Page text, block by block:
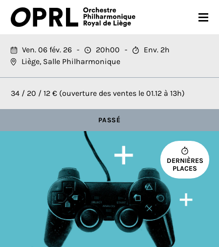
CONCERTS
SAISON 26-27
JEUNES PUBLICS
OPRL
EN PRATIQUE
NOUS SOUTENIR
FR EN
Ven. 06 fév. 26 20h00
Env. 2h
Liège, Salle Philharmonique
34 / 20 / 12 € (ouverture des ventes le 01.12 à 13h)
PASSÉ
DERNIÈRES
PLACES